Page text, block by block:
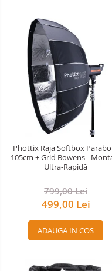
Phottix Raja Softbox
105cm + Grid Bowens -
Ultra-Rapidă
799,00 Lei
499,00 Lei
ADAUGA IN COS